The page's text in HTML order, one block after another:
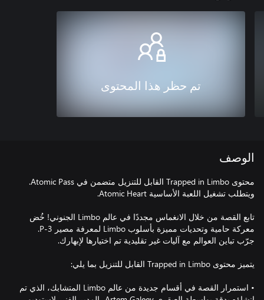
تم حظر هذا المحتوى
الوصف
محتوى Trapped in Limbo القابل للتنزيل متضمن في Atomic Pass.
تابع القصة من خلال الانغماس مجددًا في عالم Limbo الجنوني! خُض
معركة حامية وتحديات مميزة بأسلوب Limbo لمعرفة مصير P-3.
• استمرار القصة في أقسام جديدة من عالم Limbo المتشابك، الذي تم